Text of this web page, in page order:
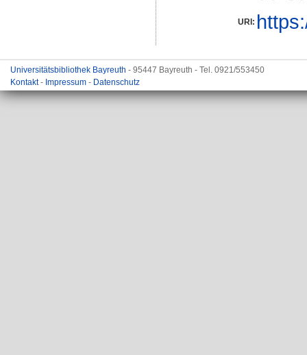
URI:
Universitätsbibliothek Bayreuth - 95447 Bayreuth - Tel. 0921/553450
Kontakt- Impressum - Datenschutz